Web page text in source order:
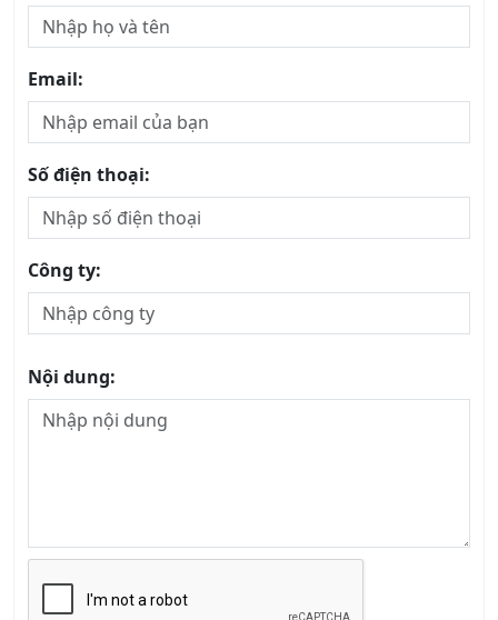
Khóa Học Phân Tích SWOT
22/08/2026
21/08/2026
Khóa học Quản Trị Dịch Vụ chuyên nghiệp
13/08/2026
Khóa học Kỹ năng Giao tiếp trong Kinh doanh
Chuyên nghiệp
Khóa học Thái độ Phục vụ Khách hàng
13/08/2026
13/08/2026
KHÓA QUẢN TRỊ NHÂN SỰ
Khóa Học Kỹ Năng Quản Lý Con Người
22/08/2026
Khóa Học Giám Đốc Nhân Sự Chuyên Nghiệp